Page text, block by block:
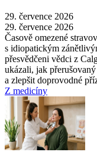
29. července 2026
29. července 2026
Časově omezené
s idiopatickým
přesvědčeni vědci z
ukázali, jak
a zlepšit doprovodné
Z medicíny